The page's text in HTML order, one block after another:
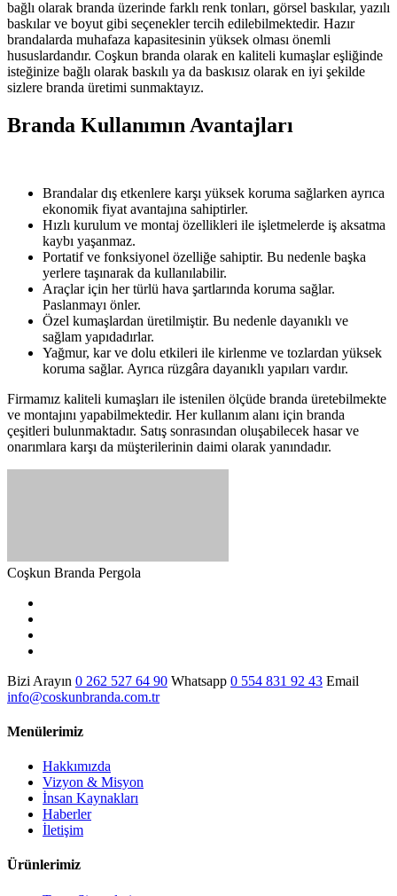
bağlı olarak branda üzerinde farklı renk tonları, görsel baskılar, yazılı
baskılar ve boyut gibi seçenekler tercih edilebilmektedir. Hazır
brandalarda muhafaza kapasitesinin yüksek olması önemli
hususlardandır. Coşkun branda olarak en kaliteli kumaşlar eşliğinde
isteğinize bağlı olarak baskılı ya da baskısız olarak en iyi şekilde
sizlere branda üretimi sunmaktayız.
Branda Kullanımın Avantajları
Brandalar dış etkenlere karşı yüksek koruma sağlarken ayrıca
ekonomik fiyat avantajına sahiptirler.
Hızlı kurulum ve montaj özellikleri ile işletmelerde iş aksatma
kaybı yaşanmaz.
Portatif ve fonksiyonel özelliğe sahiptir. Bu nedenle başka
yerlere taşınarak da kullanılabilir.
Araçlar için her türlü hava şartlarında koruma sağlar.
Paslanmayı önler.
Özel kumaşlardan üretilmiştir. Bu nedenle dayanıklı ve
sağlam yapıdadırlar.
Yağmur, kar ve dolu etkileri ile kirlenme ve tozlardan yüksek
koruma sağlar. Ayrıca rüzgâra dayanıklı yapıları vardır.
Firmamız kaliteli kumaşları ile istenilen ölçüde branda üretebilmekte
ve montajını yapabilmektedir. Her kullanım alanı için branda
çeşitleri bulunmaktadır. Satış sonrasından oluşabilecek hasar ve
onarımlara karşı da müşterilerinin daimi olarak yanındadır.
Coşkun Branda Pergola
Bizi Arayın 0 262 527 64 90 Whatsapp 0 554 831 92 43 Email
info@coskunbranda.com.tr
Menülerimiz
Hakkımızda
Vizyon & Misyon
İnsan Kaynakları
Haberler
İletişim
Ürünlerimiz